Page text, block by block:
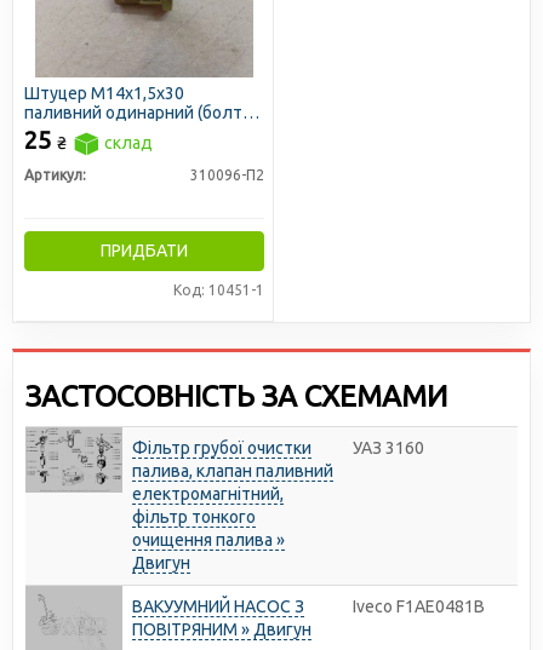
Штуцер М14х1,5х30
паливний одинарний (болт-
штуцер)
25 ₴ склад
Артикул: 310096-П2
ПРИДБАТИ
Код: 10451-1
ЗАСТОСОВНІСТЬ ЗА СХЕМАМИ
Фільтр грубої очистки
палива, клапан паливний
електромагнітний,
фільтр тонкого
очищення палива »
Двигун
УАЗ 3160
ВАКУУМНИЙ НАСОС З
ПОВІТРЯНИМ » Двигун
Iveco F1AE0481B